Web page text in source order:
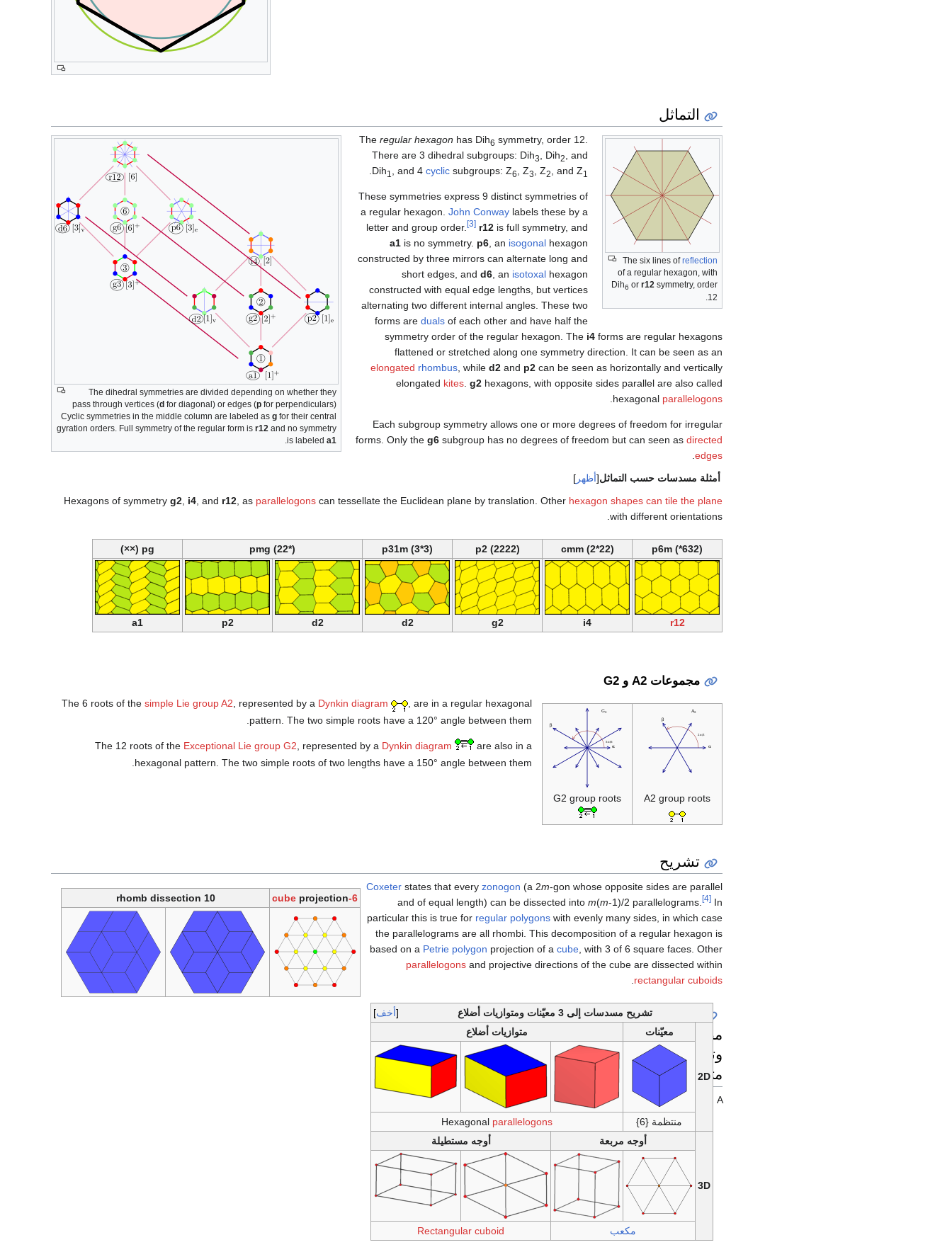
التماثل
The six lines ofreflection
of a regular hexagon, with
Dih6 or r12 symmetry, order
12.
The dihedral symmetries are divided depending on whether they
pass through vertices (d for diagonal) or edges (p for perpendiculars)
Cyclic symmetries in the middle column are labeled as g for their central
gyration orders. Full symmetry of the regular form is r12 and no symmetry
is labeled a1
.
Theregular hexagon has Dih6 symmetry, order 12.
There are 3 dihedral subgroups: Dih3, Dih2, and
Dih1 , and 4cyclic subgroups: Z6, Z3, Z2, and Z1
.
These symmetries express 9 distinct symmetries of
a regular hexagon.John Conway labels these by a
letter and group order.
[3] r12 is full symmetry, and
a1 is no symmetry. p6, an isogonal hexagon
constructed by three mirrors can alternate long and
short edges, andd6, an isotoxal hexagon
constructed with equal edge lengths, but vertices
alternating two different internal angles. These two
forms areduals of each other and have half the
symmetry order of the regular hexagon. The i4 forms are regular hexagons
flattened or stretched along one symmetry direction. It can be seen as an
elongated rhombus, while d2 and p2 can be seen as horizontally and vertically
elongated kites. g2 hexagons, with opposite sides parallel are also called
hexagonal parallelogons
.
Each subgroup symmetry allows one or more degrees of freedom for irregular
forms. Only the g6 subgroup has no degrees of freedom but can seen as directed
edges
.
أظهر أمثلة مسدسات حسب التماثل
Hexagons of symmetry g2, i4, and r12, as parallelogons can tessellate the Euclidean plane by translation. Other hexagon shapes can tile the plane
with different orientations.
p6m (*632)
cmm (2*22)
p2 (2222)
p31m (3*3)
pmg (22*)
pg (××)
r12
i4
g2
d2
d2
p2
a1
مجموعات A2 و G2
A2 group roots
G2 group roots
The 6 roots of the simple Lie groupA2 , represented by a Dynkin diagram
, are in a regular hexagonal
pattern. The two simple roots have a 120° angle between them.
The 12 roots of the Exceptional Lie group G2 , represented by a Dynkin diagram
are also in a
hexagonal pattern. The two simple roots of two lengths have a 150° angle between them.
تشريح
6-cube
projection
10 rhomb dissection
Coxeter states that every zonogon (a 2m-gon whose opposite sides are parallel
and of equal length) can be dissected into m(m-1)/2 parallelograms. [4] In
particular this is true for regular polygons with evenly many sides, in which case
the parallelograms are all rhombi. This decomposition of a regular hexagon is
based on a Petrie polygon projection of a cube, with 3 of 6 square faces. Other
parallelogons and projective directions of the cube are dissected within
rectangular cuboids
.
أخف تشريح مسدسات إلى 3 معيّنات ومتوازيات أضلاع
2D
معيّنات متوازيات أضلاع
منتظمة {6} Hexagonal parallelogons
3D
أوجه مربعة أوجه مستطيلة
مكعب Rectangular cuboid
مضلعات
وتبليطات
متعلقة
A